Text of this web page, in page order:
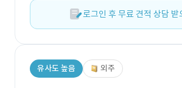
로그인 후 무료 견적 상담 받
유사도 높음 외주